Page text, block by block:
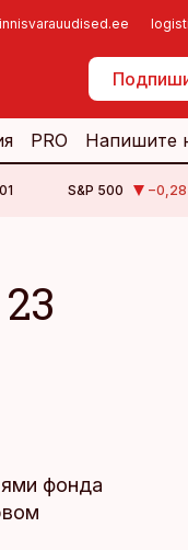
PRO Напишите
S&P 500 −0,28
фонда